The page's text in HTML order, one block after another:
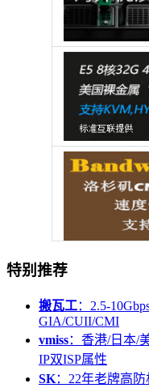
特别推荐
搬瓦工：2.5-
GIA/CUII/CMI
vmiss：香港/日本/
IP双ISP属性
SK：22年老牌高